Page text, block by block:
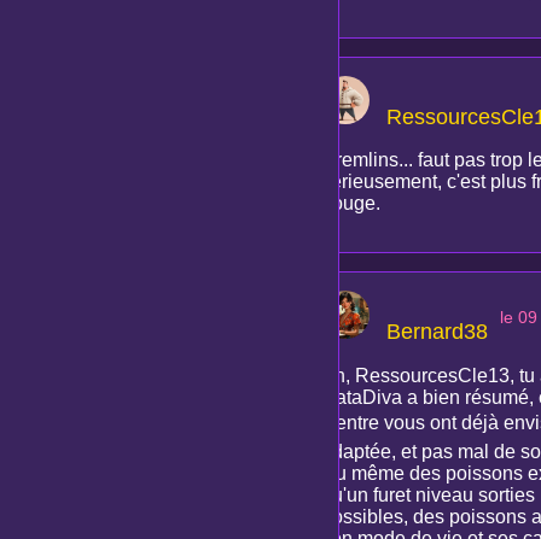
Gremlins... faut pas trop
sérieusement, c'est
bouge.
Bernard38
le
Ah, RessourcesCle13,
DataDiva a bien
d'entre vous ont déjà
adaptée, et pas mal de
Ou même des poissons
qu'un furet niveau
possibles, des poissons